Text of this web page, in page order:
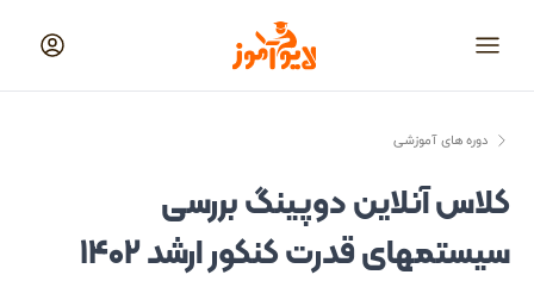
منو
لایوآموز
دوره های آموزشی
کلاس آنلاین دوپینگ بررسی
سیستمهای قدرت کنکور ارشد ۱۴۰۲